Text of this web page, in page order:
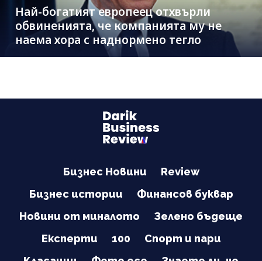
Най-богатият европеец отхвърли
обвиненията, че компанията му не
наема хора с наднормено тегло
Бизнес Новини
Review
Бизнес истории
Финансов буквар
Новини от миналото
Зелено бъдеще
Експерти
100
Спорт и пари